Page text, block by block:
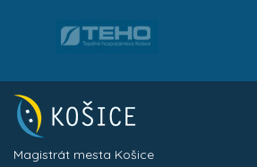
Magistrát mesta Košice